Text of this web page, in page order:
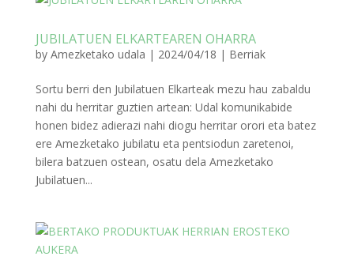
JUBILATUEN ELKARTEAREN OHARRA
by Amezketako udala | 2024/04/18 | Berriak
Sortu berri den Jubilatuen Elkarteak mezu hau zabaldu
nahi du herritar guztien artean: Udal komunikabide
honen bidez adierazi nahi diogu herritar orori eta batez
ere Amezketako jubilatu eta pentsiodun zaretenoi,
bilera batzuen ostean, osatu dela Amezketako
Jubilatuen...